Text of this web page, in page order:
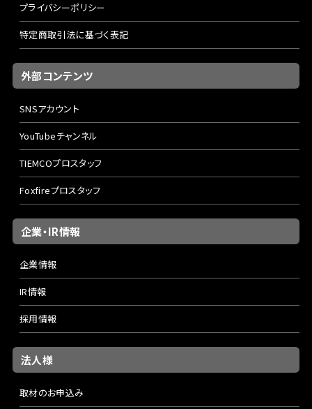
プライバシーポリシー
特定商取引法に基づく表記
外部コンテンツ
SNSアカウント
YouTubeチャンネル
TIEMCOプロスタッフ
Foxfireプロスタッフ
企業・IR情報
企業情報
IR情報
採用情報
法人様
取材のお申込み